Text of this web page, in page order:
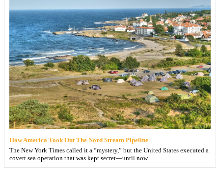
How America Took Out The Nord Stream Pipeline
The New York Times called it a “mystery,” but the United States executed a
covert sea operation that was kept secret—until now